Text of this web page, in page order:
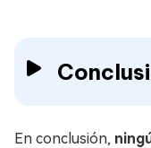
En conclusión,